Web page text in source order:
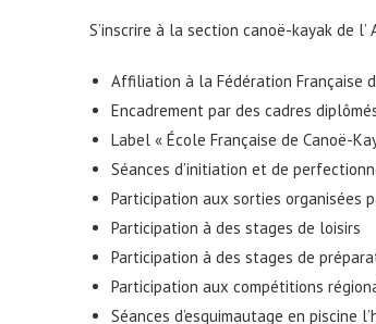
S’inscrire à la section canoë-kayak de
Affiliation à la Fédération Française
Encadrement par des cadres
Label « École Française de Canoë-
Séances d’initiation et de
Participation aux sorties organisées
Participation à des stages de loisirs
Participation à des stages de
Participation aux compétitions
Séances d’esquimautage en piscine